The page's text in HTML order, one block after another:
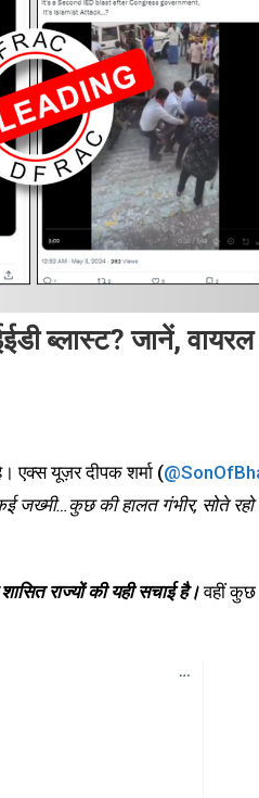
ब्लास्ट? जानें, वायरल
एक्स यूज़र दीपक शर्मा (
जख्मी…कुछ की हालत गंभीर, सोते
राज्यों की यही सचाई है।वहीं